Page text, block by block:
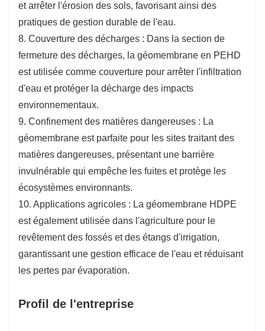
et arrêter l'érosion des sols, favorisant ainsi des
pratiques de gestion durable de l'eau.
8. Couverture des décharges : Dans la section de
fermeture des décharges, la géomembrane en PEHD
est utilisée comme couverture pour arrêter l'infiltration
d'eau et protéger la décharge des impacts
environnementaux.
9. Confinement des matières dangereuses : La
géomembrane est parfaite pour les sites traitant des
matières dangereuses, présentant une barrière
invulnérable qui empêche les fuites et protège les
écosystèmes environnants.
10. Applications agricoles : La géomembrane HDPE
est également utilisée dans l'agriculture pour le
revêtement des fossés et des étangs d'irrigation,
garantissant une gestion efficace de l'eau et réduisant
les pertes par évaporation.
Profil de l'entreprise